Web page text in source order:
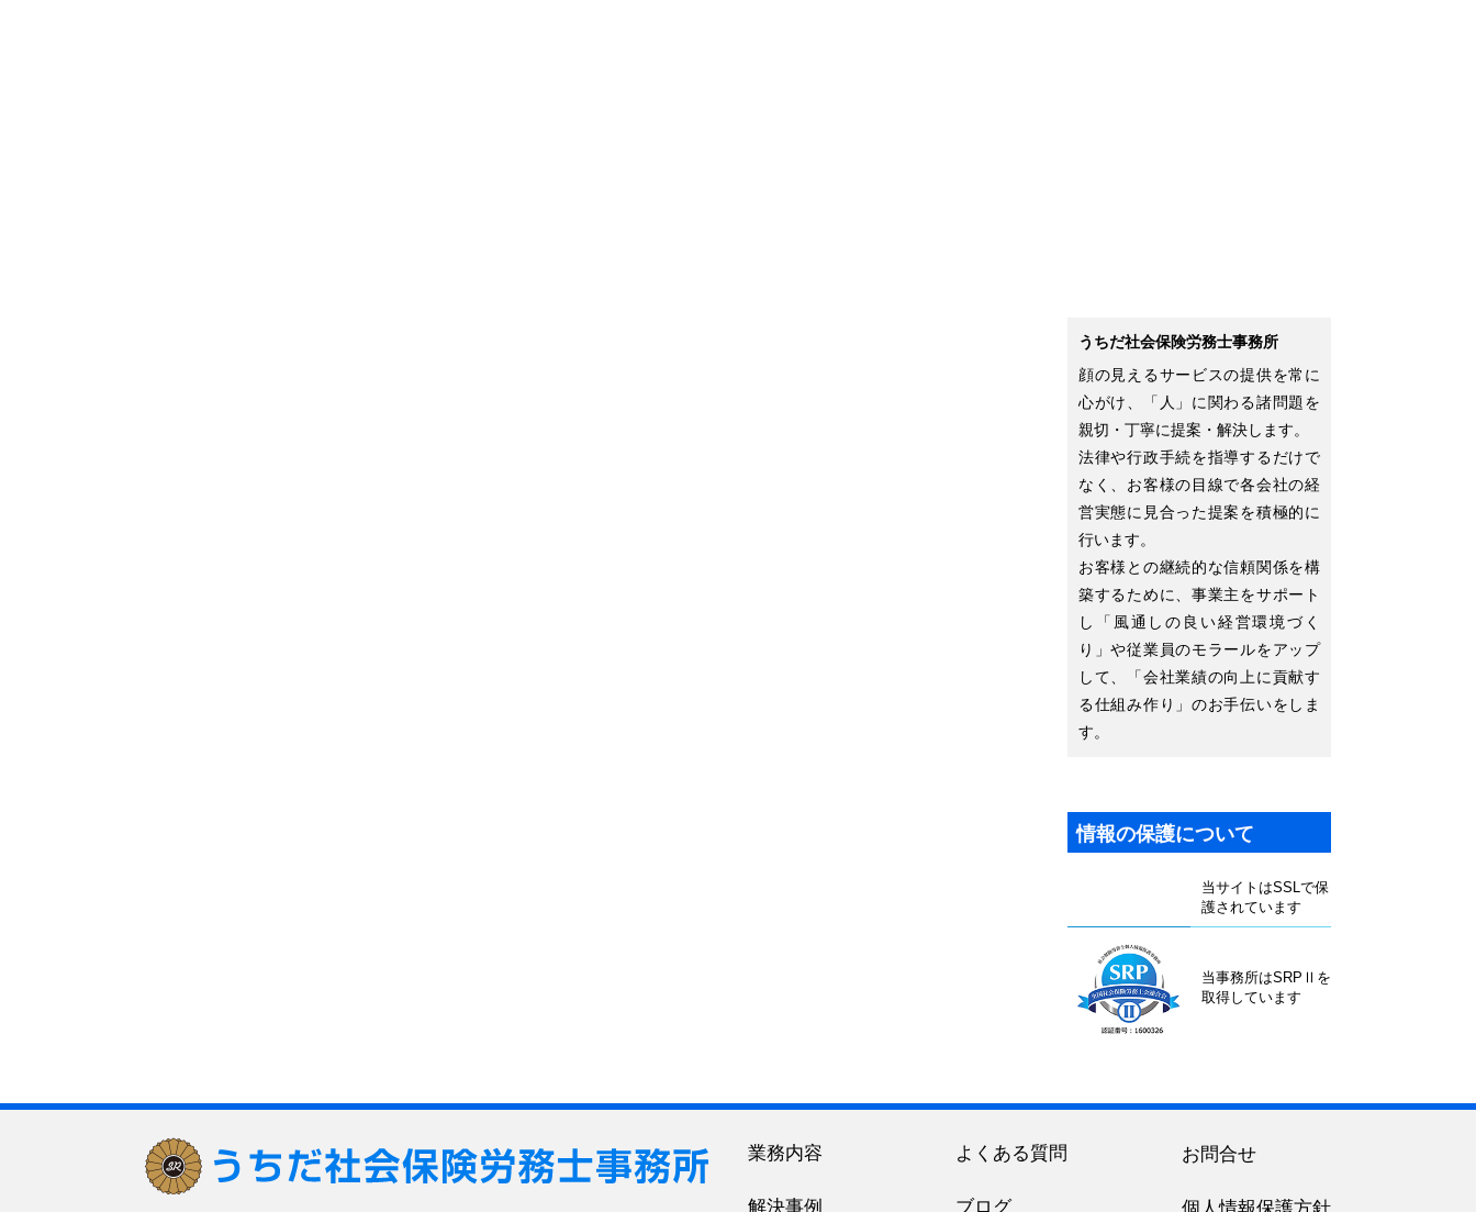
うちだ社会保険労務士事務所
顔の見えるサービスの提供を常に
心がけ、「人」に関わる諸問題を
親切・丁寧に提案・解決します。
法律や行政手続を指導するだけで
なく、お客様の目線で各会社の経
営実態に見合った提案を積極的に
行います。
お客様との継続的な信頼関係を構
築するために、事業主をサポート
し「風通しの良い経営環境づく
り」や従業員のモラールをアップ
して、「会社業績の向上に貢献す
る仕組み作り」のお手伝いをしま
す。
情報の保護について
当サイトはSSLで保
護されています
当事務所はSRPⅡを
取得しています
業務内容
解決事例
よくある質問
ブログ
お問合せ